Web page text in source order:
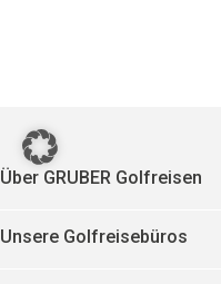
Über GRUBER Golfreisen
Unsere Golfreisebüros